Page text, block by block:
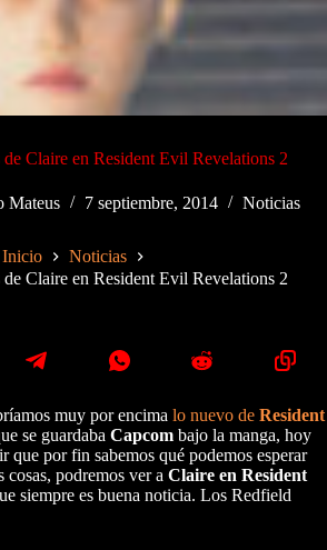
de Claire en Resident Evil Revelations 2
Mateus 7 septiembre, 2014 Noticias
Inicio
Noticias
de Claire en Resident Evil Revelations 2
muy por encima lo nuevo de Resident
se guardaba Capcom bajo la manga, hoy
que por fin sabemos qué podemos esperar
cosas, podremos ver a Claire en Resident
siempre es buena noticia. Los Redfield